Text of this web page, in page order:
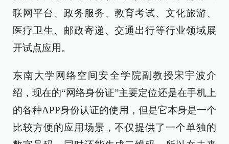
联网平台、政务服务、教育考试、文化旅游、
医疗卫生、邮政寄递、交通出行等行业领域展
开试点应用。
东南大学网络空间安全学院副教授宋宇波介
绍，现在的“网络身份证”主要定位还是在手机上
的各种APP身份认证的使用，但是它本身是一个
比较方便的应用场景，不仅提供了一个单独的